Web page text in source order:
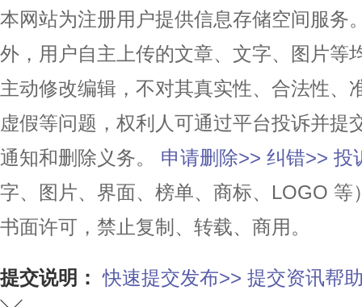
本网站为注册用户提供信息存储空间服务
外，用户自主上传的文章、文字、图片等
主动修改编辑，不对其真实性、合法性、
虚假等问题，权利人可通过平台投诉并提
通知和删除义务。
申请删除>> 纠错>> 投
字、图片、界面、榜单、商标、LOGO
书面许可，禁止复制、转载、商用。
提交说明： 快速提交发布>> 提交资讯帮